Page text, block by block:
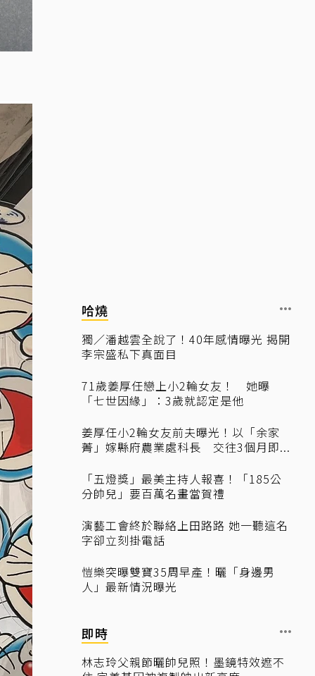
哈燒
獨／潘越雲全說了！40年感情曝光 揭開
李宗盛私下真面目
71歲姜厚任戀上小2輪女友！ 她曝
「七世因緣」：3歲就認定是他
姜厚任小2輪女友前夫曝光！以「余家
菁」嫁縣府農業處科長 交往3個月即...
「五燈獎」最美主持人報喜！「185公
分帥兒」要百萬名畫當賀禮
演藝工會終於聯絡上田路路 她一聽這名
字卻立刻掛電話
愷樂突曝雙寶35周早產！曬「身邊男
人」最新情況曝光
即時
林志玲父親節曬帥兒照！墨鏡特效遮不